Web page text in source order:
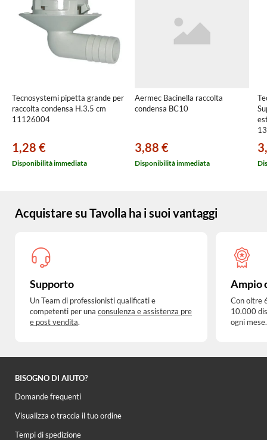
Tecnosystemi pipetta grande per
raccolta condensa H.3.5 cm
11126004
1,28 €
Disponibilità immediata
Aermec Bacinella raccolta
condensa BC10
3,88 €
Disponibilità immediata
Acquistare su Tavolla ha i suoi vantaggi
Supporto
Un Team di professionisti qualificati e
competenti per una consulenza e assistenza pre
e post vendita.
Ampio
Con oltre
10.000
ogni mese.
BISOGNO DI AIUTO?
Domande frequenti
Visualizza o traccia il tuo ordine
Tempi di spedizione